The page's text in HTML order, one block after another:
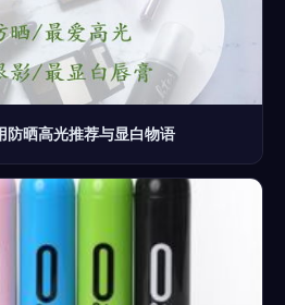
防晒高光推荐与显白物语